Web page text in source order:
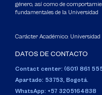
género, así como de
fundamentales de la Universidad
Carácter Académico: Universidad
DATOS DE CONTACTO
Contact center: (601) 861
Apartado: 53753, Bogotá.
WhatsApp: +57 3205164838